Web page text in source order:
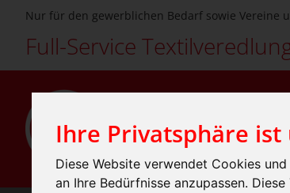
Ihre Privatsphäre ist
Diese Website verwendet Cookies
an Ihre Bedürfnisse anzupassen.
Nur für den gewerblichen Bedarf sowie Vereine
Full-Service